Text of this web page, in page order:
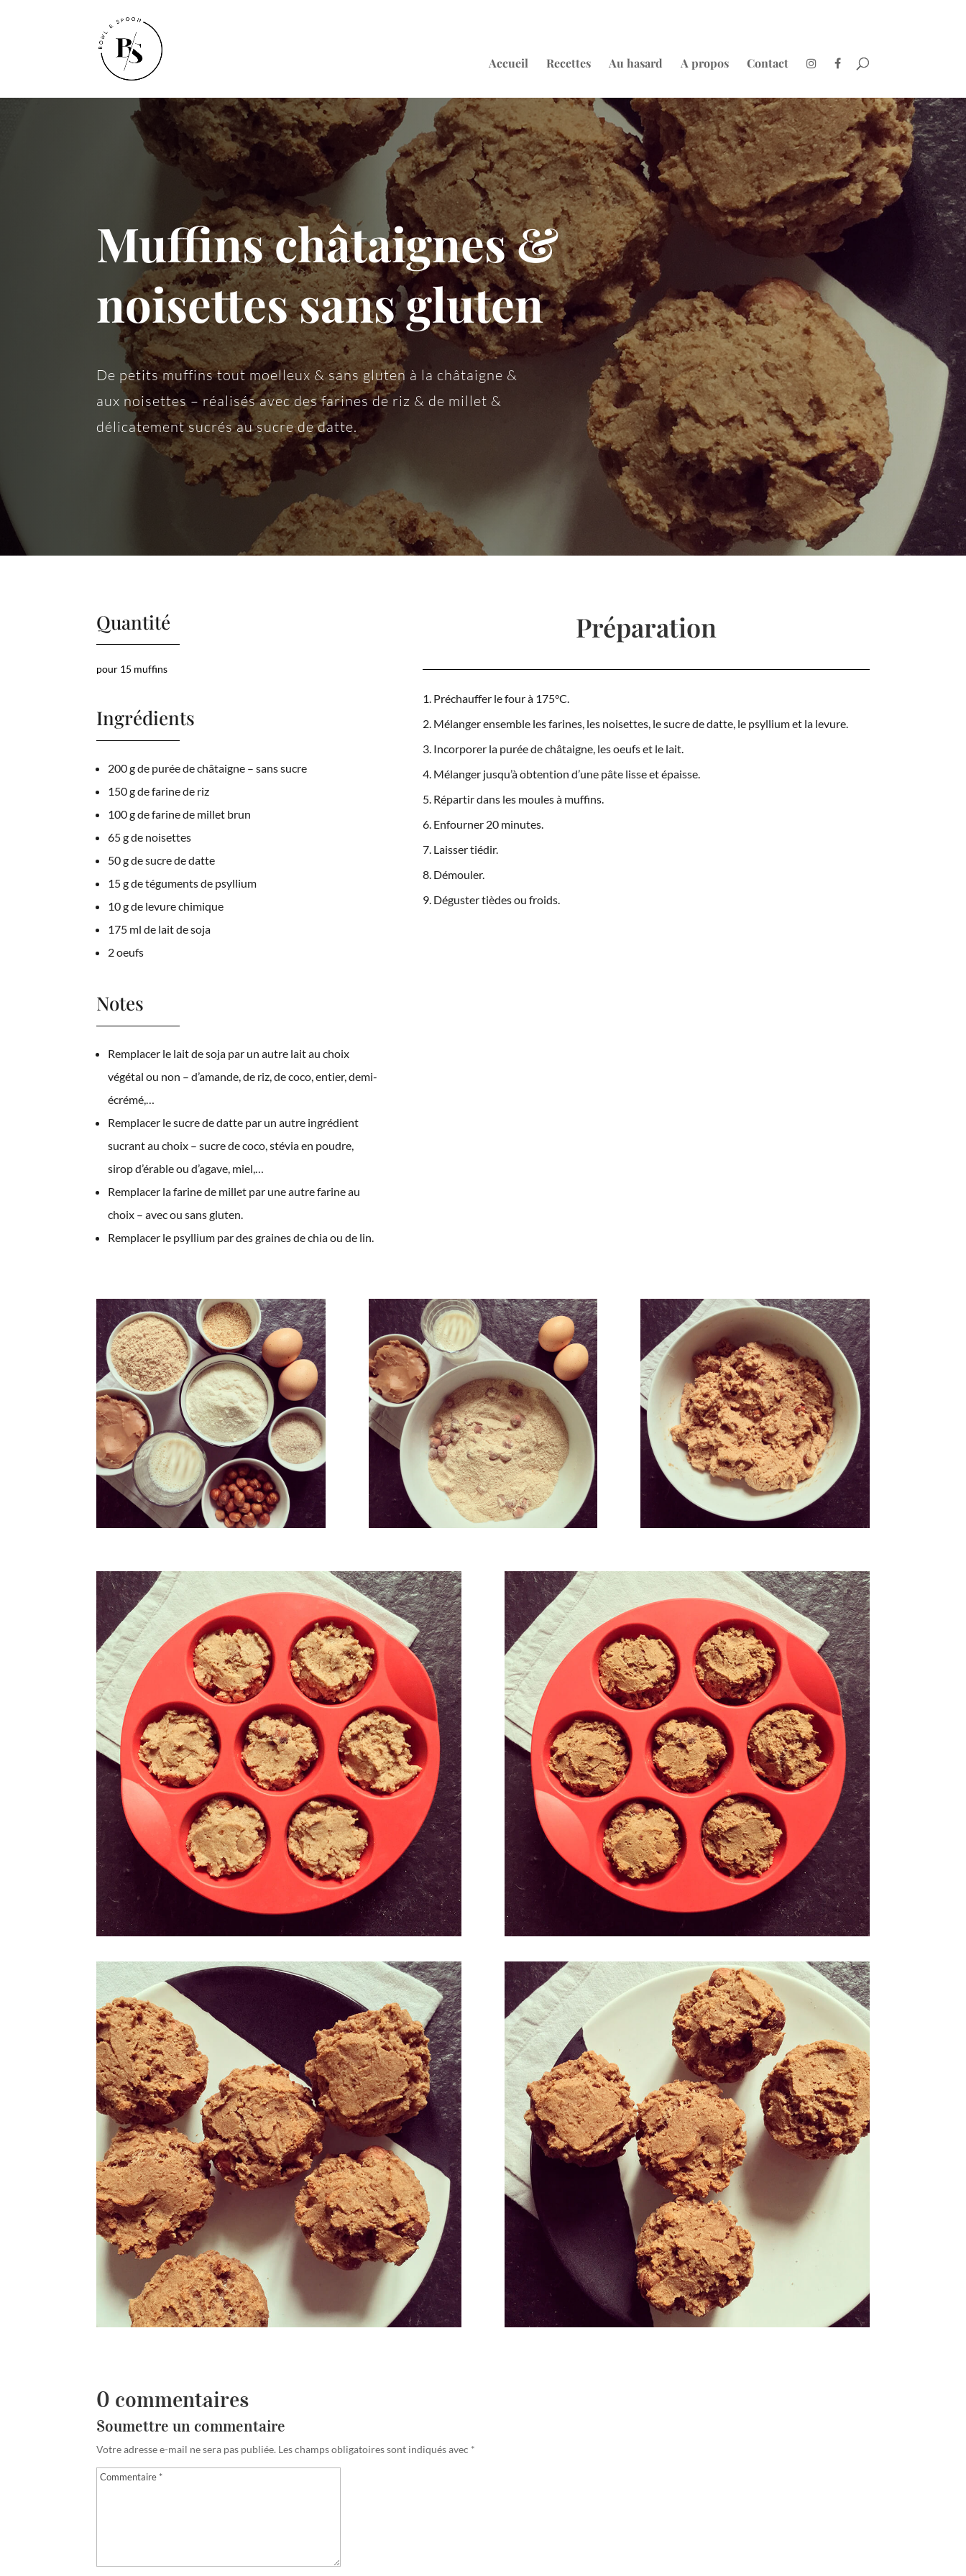
Accueil Recettes Au hasard A propos Contact
Muffins châtaignes &
noisettes sans gluten
De petits muffins tout moelleux & sans gluten à la châtaigne &
aux noisettes – réalisés avec des farines de riz & de millet &
délicatement sucrés au sucre de datte.
Quantité
pour 15 muffins
Ingrédients
200 g de purée de châtaigne – sans sucre
150 g de farine de riz
100 g de farine de millet brun
65 g de noisettes
50 g de sucre de datte
15 g de téguments de psyllium
10 g de levure chimique
175 ml de lait de soja
2 oeufs
Notes
Remplacer le lait de soja par un autre lait au choix
végétal ou non – d’amande, de riz, de coco, entier, demi-
écrémé,…
Remplacer le sucre de datte par un autre ingrédient
sucrant au choix – sucre de coco, stévia en poudre,
sirop d’érable ou d’agave, miel,…
Remplacer la farine de millet par une autre farine au
choix – avec ou sans gluten.
Remplacer le psyllium par des graines de chia ou de lin.
Préparation
Préchauffer le four à 175°C.
Mélanger ensemble les farines, les noisettes, le sucre de datte, le psyllium et la levure.
Incorporer la purée de châtaigne, les oeufs et le lait.
Mélanger jusqu’à obtention d’une pâte lisse et épaisse.
Répartir dans les moules à muffins.
Enfourner 20 minutes.
Laisser tiédir.
Démouler.
Déguster tièdes ou froids.
0 commentaires
Soumettre un commentaire
Votre adresse e-mail ne sera pas publiée. Les champs obligatoires sont indiqués avec *